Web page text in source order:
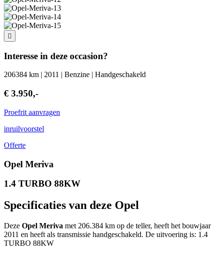
Interesse in deze occasion?
206384 km | 2011 | Benzine | Handgeschakeld
€ 3.950,-
Proefrit aanvragen
inruilvoorstel
Offerte
Opel Meriva
1.4 TURBO 88KW
Specificaties van deze Opel
Deze Opel Meriva met 206.384 km op de teller, heeft het bouwjaar
2011 en heeft als transmissie handgeschakeld. De uitvoering is: 1.4
TURBO 88KW